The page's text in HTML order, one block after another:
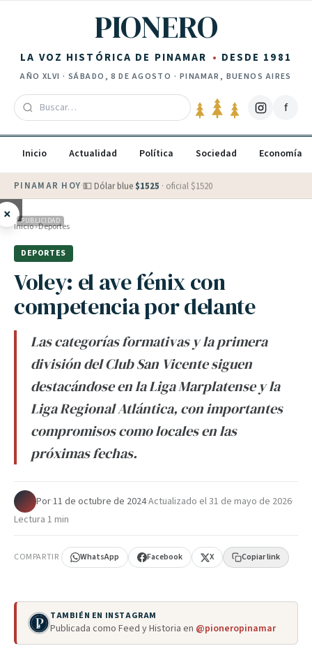
PIONERO
LA VOZ HISTÓRICA DE PINAMAR DESDE 1981
AÑO XLVI · SÁBADO, 8 DE AGOSTO · PINAMAR, BUENOS AIRES
f
Inicio Actualidad Política Sociedad Economía
PINAMAR HOY·💵 Dólar blue $1525 · oficial $1520
× PUBLICIDAD
Inicio›Deportes
DEPORTES
Voley: el ave fénix con
competencia por delante
Las categorías formativas y la primera
división del Club San Vicente siguen
destacándose en la Liga Marplatense y la
Liga Regional Atlántica, con importantes
compromisos como locales en las
próximas fechas.
Por·11 de octubre de 2024·Actualizado el31 de mayo de 2026·
Lectura 1 min
COMPARTIR WhatsApp Facebook X Copiar link
TAMBIÉN EN INSTAGRAM
Publicada como Feed y Historia en @pioneropinamar